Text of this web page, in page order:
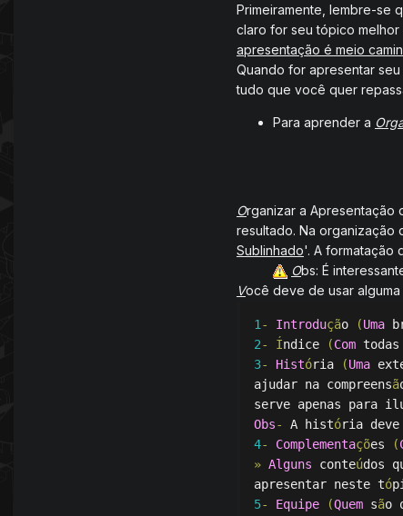
Primeiramente, lembre-se
claro for seu tópico
apresentação é meio
Quando for apresentar
tudo que você quer
Para aprender a
Organizar a Apresentação
resultado. Na organização
Sublinhado'. A formatação
Obs: É
Você deve de usar alguma
1 - Introdução (Uma
2- Índice (Com todas
3- História (Uma
ajudar na compreensã
serve apenas para
Obs- A história
4- Complementações (
» Alguns conteúdos
apresentar neste tó
5- Equipe (Quem são